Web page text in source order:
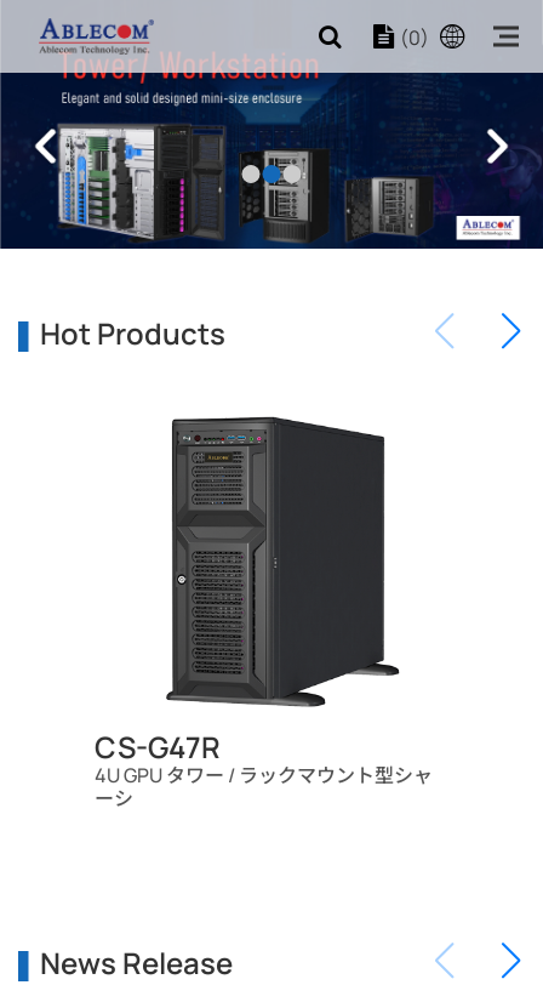
(0)
Hot Products
CS-G47R
4U GPU タワー / ラックマウント型シャ
ーシ
News Release